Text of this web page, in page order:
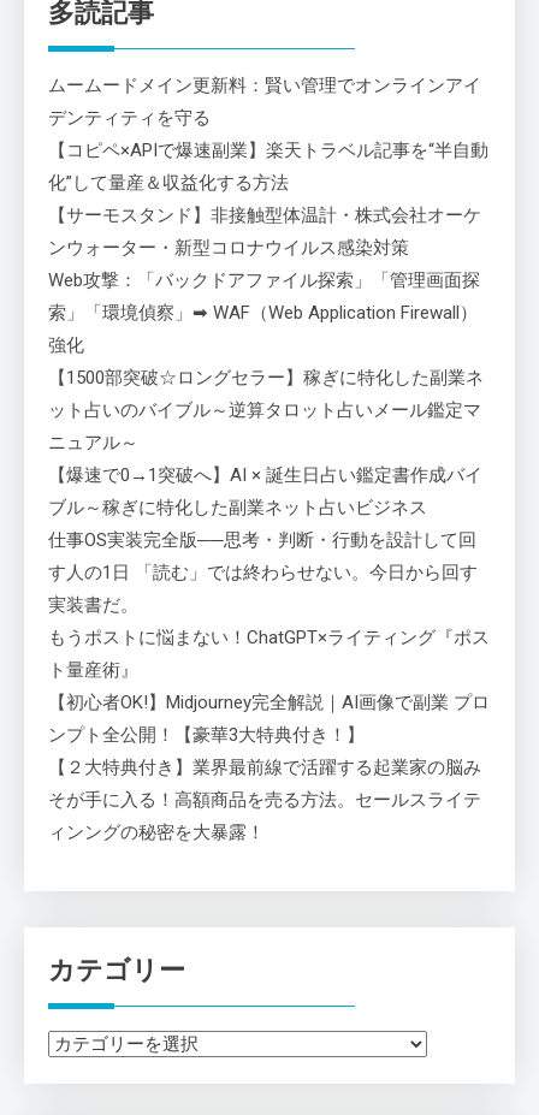
多読記事
ムームードメイン更新料：賢い管理でオンラインアイ
デンティティを守る
【コピペ×APIで爆速副業】楽天トラベル記事を“半自動
化”して量産＆収益化する方法
【サーモスタンド】非接触型体温計・株式会社オーケ
ンウォーター・新型コロナウイルス感染対策
Web攻撃：「バックドアファイル探索」「管理画面探
索」「環境偵察」➡ WAF（Web Application Firewall）
強化
【1500部突破☆ロングセラー】稼ぎに特化した副業ネ
ット占いのバイブル～逆算タロット占いメール鑑定マ
ニュアル～
【爆速で0→1突破へ】AI × 誕生日占い鑑定書作成バイ
ブル～稼ぎに特化した副業ネット占いビジネス
仕事OS実装完全版──思考・判断・行動を設計して回
す人の1日 「読む」では終わらせない。今日から回す
実装書だ。
もうポストに悩まない！ChatGPT×ライティング『ポス
ト量産術』
【初心者OK!】Midjourney完全解説｜AI画像で副業 プロ
ンプト全公開！【豪華3大特典付き！】
【２大特典付き】業界最前線で活躍する起業家の脳み
そが手に入る！高額商品を売る方法。セールスライテ
ィンングの秘密を大暴露！
カテゴリー
カ